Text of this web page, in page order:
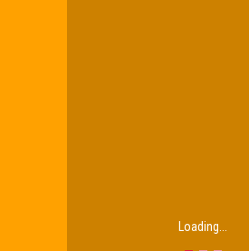
Loading...